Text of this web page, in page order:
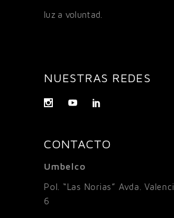
luz a voluntad.
NUESTRAS REDES
CONTACTO
Umbelco
Pol. “Las Norias” Avda.
6